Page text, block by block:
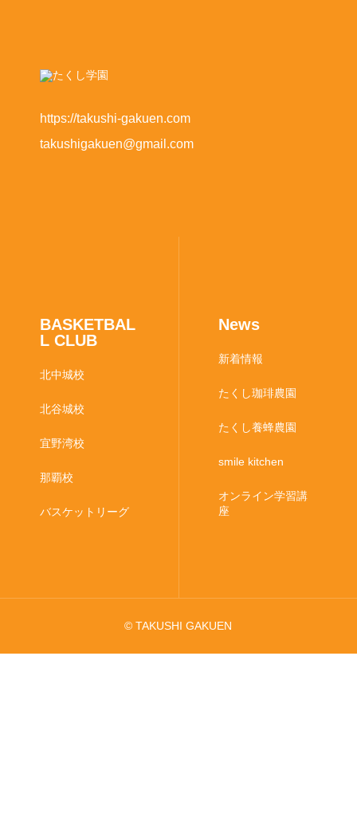
https://takushi-gakuen.com
takushigakuen@gmail.com
BASKETBAL
L CLUB
北中城校
北谷城校
宜野湾校
那覇校
バスケットリーグ
News
新着情報
たくし珈琲農園
たくし養蜂農園
smile kitchen
オンライン学習講
座
© TAKUSHI GAKUEN